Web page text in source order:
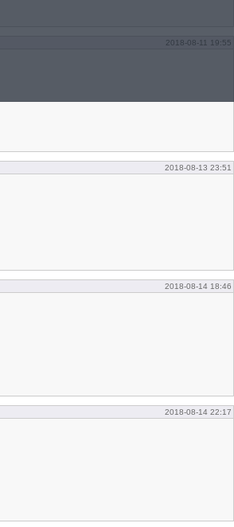
2018-08-11 19:55
2018-08-13 23:51
2018-08-14 18:46
2018-08-14 22:17